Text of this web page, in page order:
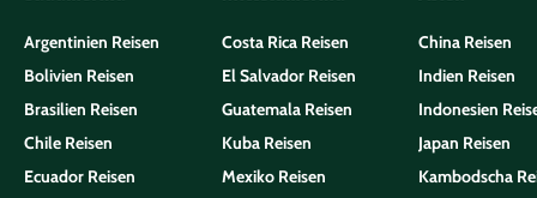
Argentinien Reisen
Bolivien Reisen
Brasilien Reisen
Chile Reisen
Ecuador Reisen
Costa Rica Reisen
El Salvador Reisen
Guatemala Reisen
Kuba Reisen
Mexiko Reisen
China Reisen
Indien Reisen
Indonesien
Japan Reisen
Kambodscha